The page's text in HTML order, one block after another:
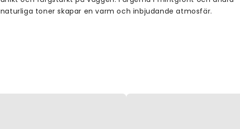
naturliga toner skapar en varm och inbjudande atmosfär.